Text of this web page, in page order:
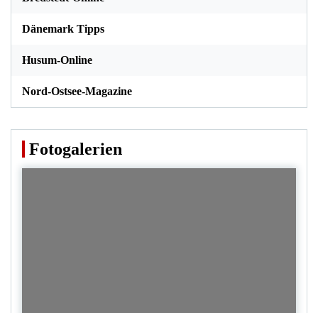
Dänemark Tipps
Husum-Online
Nord-Ostsee-Magazine
Fotogalerien